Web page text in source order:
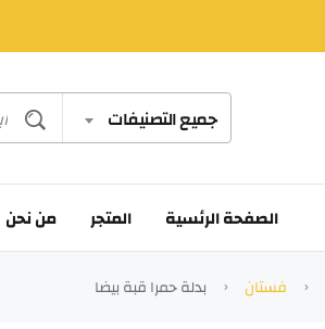
جميع التصنيفات
الصفحة الرئسية المتجر من نحن
فستان بدلة حمرا قبة بيضا